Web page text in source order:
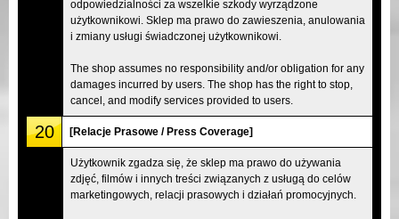
odpowiedzialności za wszelkie szkody wyrządzone
użytkownikowi. Sklep ma prawo do zawieszenia, anulowania
i zmiany usługi świadczonej użytkownikowi.
The shop assumes no responsibility and/or obligation for any
damages incurred by users. The shop has the right to stop,
cancel, and modify services provided to users.
20 [Relacje Prasowe / Press Coverage]
Użytkownik zgadza się, że sklep ma prawo do używania
zdjęć, filmów i innych treści związanych z usługą do celów
marketingowych, relacji prasowych i działań promocyjnych.